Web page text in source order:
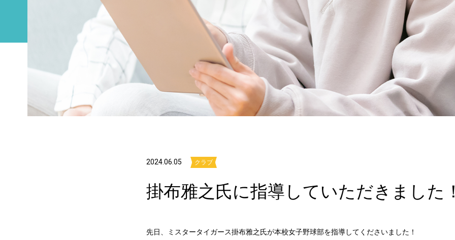
2024.06.05 クラブ
掛布雅之氏に指導していただきました
先日、ミスタータイガース掛布雅之氏が本校女子野球部を指導してくださいました！